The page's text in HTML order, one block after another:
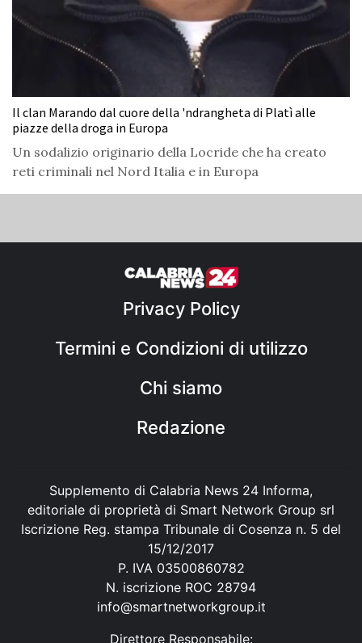
Il clan Marando dal cuore della 'ndrangheta di Platì alle
piazze della droga in Europa
Un sodalizio originario della Locride che ha creato
reti criminali nel Nord Italia e in Europa
Privacy Policy
Termini e Condizioni di utilizzo
Chi siamo
Redazione
Supplemento di Calabria News 24 Informa,
editoriale di proprietà di Smart Network Group srl
Iscrizione Reg. stampa Tribunale di Cosenza n. 5 del
15/12/2017
P. IVA 03500860782
N. iscrizione ROC 28794
info@smartnetworkgroup.it
Direttore Responsabile: